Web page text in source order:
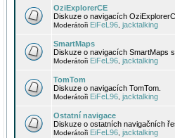
OziExplorerCE
Diskuze o navigacích
Moderátoři EiFeL96 jacktalking
SmartMaps
Diskuze o navigacích SmartMaps
Moderátoři EiFeL96 jacktalking
TomTom
Diskuze o navigacích TomTom.
Moderátoři EiFeL96 jacktalking
Ostatní navigace
Diskuze o ostatních navigačních
Moderátoři EiFeL96 jacktalking